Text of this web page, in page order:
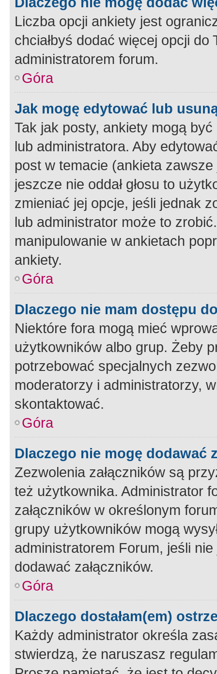
Liczba opcji ankiety jest
chciałbyś dodać więcej opcji
administratorem forum.
Góra
Jak mogę edytować lub
Tak jak posty, ankiety mogą
lub administratora. Aby
post w temacie (ankieta
jeszcze nie oddał głosu to
zmieniać jej opcje, jeśli jednak
lub administrator może to
manipulowanie w ankietach
ankiety.
Góra
Dlaczego nie mam dostępu
Niektóre fora mogą mieć
użytkowników albo grup. Żeby
potrzebować specjalnych
moderatorzy i administratorzy,
skontaktować.
Góra
Dlaczego nie mogę dodawać
Zezwolenia załączników są
też użytkownika. Administrator
załączników w określonym
grupy użytkowników mogą
administratorem Forum, jeśli
dodawać załączników.
Góra
Dlaczego dostałam(em)
Każdy administrator określa
stwierdzą, że naruszasz